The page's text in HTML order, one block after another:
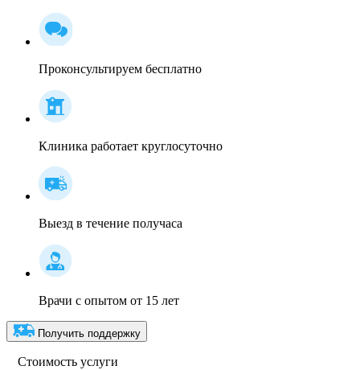
Проконсультируем бесплатно
Клиника работает круглосуточно
Выезд в течение получаса
Врачи с опытом от 15 лет
Получить поддержку
Стоимость услуги